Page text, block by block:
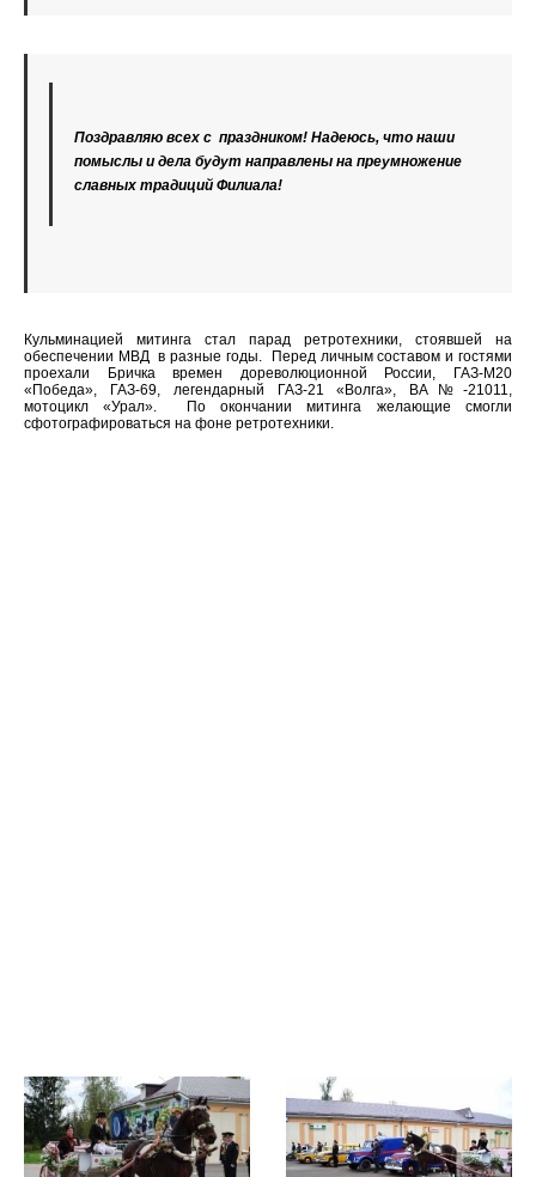
Поздравляю всех с праздником! Надеюсь, что наши
помыслы и дела будут направлены на преумножение
славных традиций Филиала!
Кульминацией митинга стал парад ретротехники, стоявшей на
обеспечении МВД в разные годы. Перед личным составом и гостями
проехали Бричка времен дореволюционной России, ГАЗ-М20
«Победа», ГАЗ-69, легендарный ГАЗ-21 «Волга», ВА№-21011,
мотоцикл «Урал». По окончании митинга желающие смогли
сфотографироваться на фоне ретротехники.